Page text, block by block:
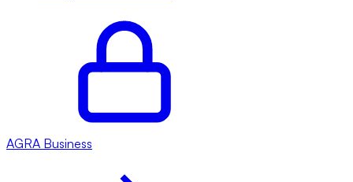
AGRA Business